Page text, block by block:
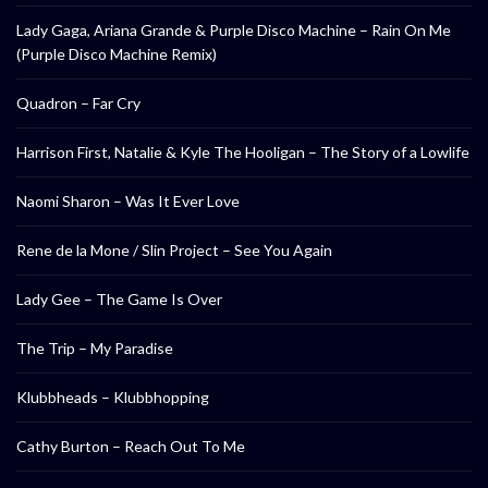
Lady Gaga, Ariana Grande & Purple Disco Machine – Rain On Me
(Purple Disco Machine Remix)
Quadron – Far Cry
Harrison First, Natalie & Kyle The Hooligan – The Story of a Lowlife
Naomi Sharon – Was It Ever Love
Rene de la Mone / Slin Project – See You Again
Lady Gee – The Game Is Over
The Trip – My Paradise
Klubbheads – Klubbhopping
Cathy Burton – Reach Out To Me